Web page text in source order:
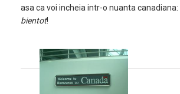
asa ca voi incheia intr-o nuanta canadiana:
bientot!